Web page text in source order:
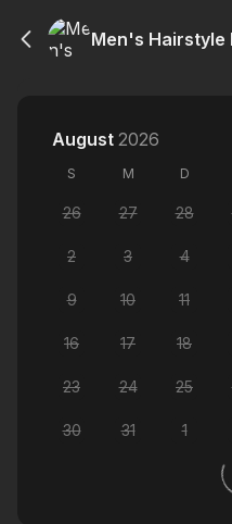
Men's Hairstyle
August 2026
S M D
26 27 28
2 3 4
9 10 11
16 17 18
23 24 25
30 31 1